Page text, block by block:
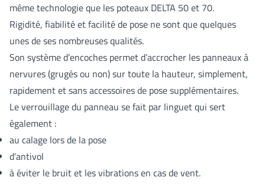
même technologie que les poteaux DELTA 50 et 70.
Rigidité, fiabilité et facilité de pose ne sont que quelques
unes de ses nombreuses qualités.
Son système d’encoches permet d’accrocher les panneaux à
nervures (grugés ou non) sur toute la hauteur, simplement,
rapidement et sans accessoires de pose supplémentaires.
Le verrouillage du panneau se fait par linguet qui sert
également :
au calage lors de la pose
d’antivol
à éviter le bruit et les vibrations en cas de vent.